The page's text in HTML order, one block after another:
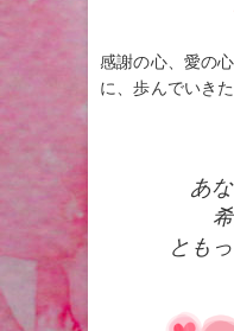
感謝の心、愛の
に、歩んでいき
あ
とも